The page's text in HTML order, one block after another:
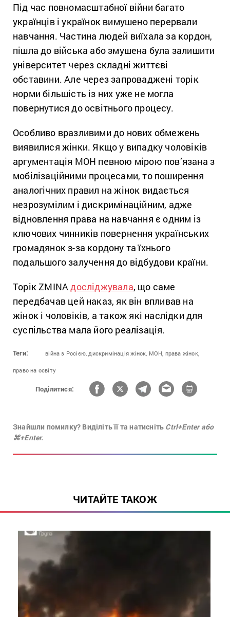
Під час повномасштабної війни багато
українців і українок вимушено перервали
навчання. Частина людей виїхала за кордон,
пішла до війська або змушена була залишити
університет через складні життєві
обставини. Але через запроваджені торік
норми більшість із них уже не могла
повернутися до освітнього процесу.
Особливо вразливими до нових обмежень
виявилися жінки. Якщо у випадку чоловіків
аргументація МОН певною мірою пов’язана з
мобілізаційними процесами, то поширення
аналогічних правил на жінок видається
незрозумілим і дискримінаційним, адже
відновлення права на навчання є одним із
ключових чинників повернення українських
громадянок з-за кордону та їхнього
подальшого залучення до відбудови країни.
Торік ZMINAдосліджувала, що саме
передбачав цей наказ, як він впливав на
жінок і чоловіків, а також які наслідки для
суспільства мала його реалізація.
Теги: війна з Росією, дискримінація жінок, МОН, права жінок,
право на освіту
Поділитися:
Знайшли помилку? Виділіть її та натисніть Ctrl+Enter або
⌘+Enter.
ЧИТАЙТЕ ТАКОЖ